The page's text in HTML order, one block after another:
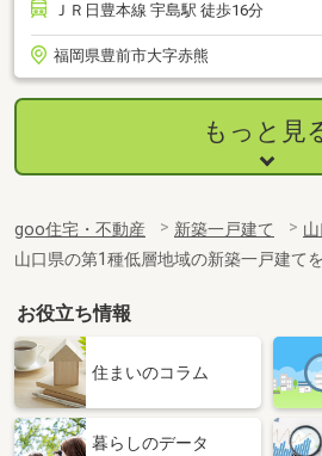
ＪＲ日豊本線 宇島駅 徒歩16分
福岡県豊前市大字赤熊
もっと見
goo住宅・不動産 新築一戸建て
山口県の第1種低層地域の新築一戸建て
お役立ち情報
住まいのコラム
暮らしのデータ